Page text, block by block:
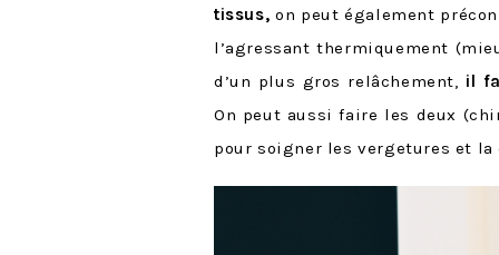
tissus, on peut également
l’agressant thermiquement
d’un plus gros relâchement, il
On peut aussi faire les deux
pour soigner les vergetures et